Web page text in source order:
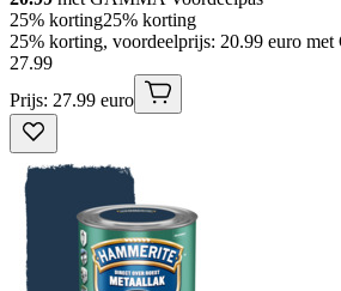
25% korting25% korting
25% korting, voordeelprijs: 20.99 euro
27.99
Prijs: 27.99 euro